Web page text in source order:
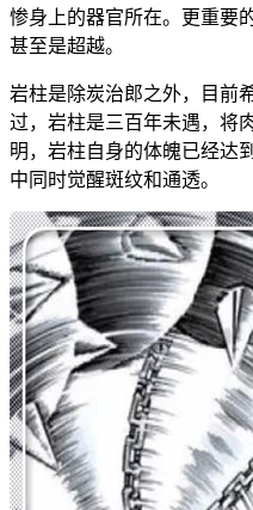
惨身上的器官所在。更重要
甚至是超越。
岩柱是除炭治郎之外，目前
过，岩柱是三百年未遇，将
明，岩柱自身的体魄已经达
中同时觉醒斑纹和通透。